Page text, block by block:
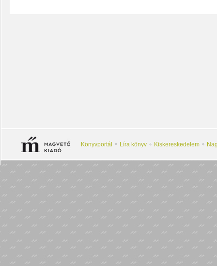
Könyvportál Líra könyv Kiskereskedelem